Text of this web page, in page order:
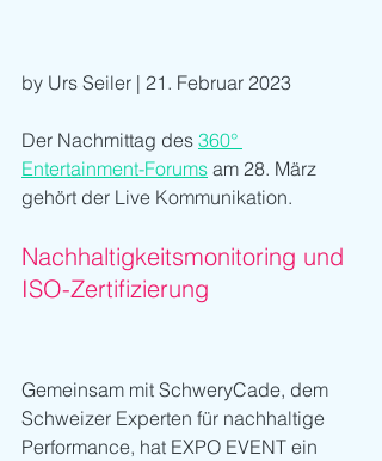
by Urs Seiler | 21. Februar 2023
Der Nachmittag des 360°
Entertainment-Forums am 28. März
gehört der Live Kommunikation.
Nachhaltigkeitsmonitoring und
ISO-Zertifizierung
Gemeinsam mit SchweryCade, dem
Schweizer Experten für nachhaltige
Performance, hat EXPO EVENT ein